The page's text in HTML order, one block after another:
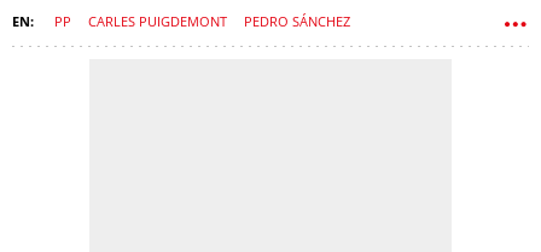
PP CARLES PUIGDEMONT PEDRO SÁNCHEZ